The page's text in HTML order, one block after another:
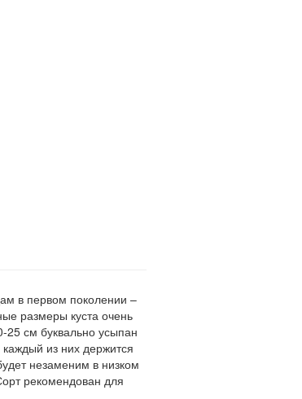
в первом поколении –
размеры куста очень
25 см буквально усыпан
из них держится
незаменим в низком
рекомендован для